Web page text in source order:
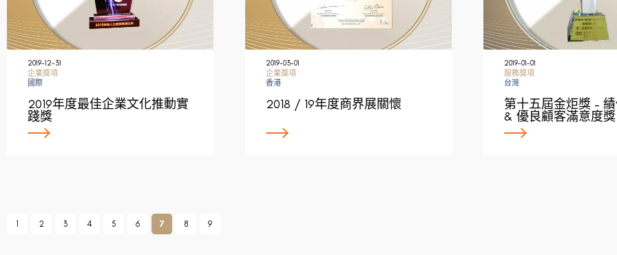
2019-12-31
企業獎項
國際
2019年度最佳企業文化推動實
踐獎
2019-03-01
企業獎項
香港
2018 / 19年度商界展關懷
2019-01-01
服務獎項
台灣
第十五屆金炬獎 –
& 優良顧客滿意度獎
1 2 3 4 5 6 7 8 9